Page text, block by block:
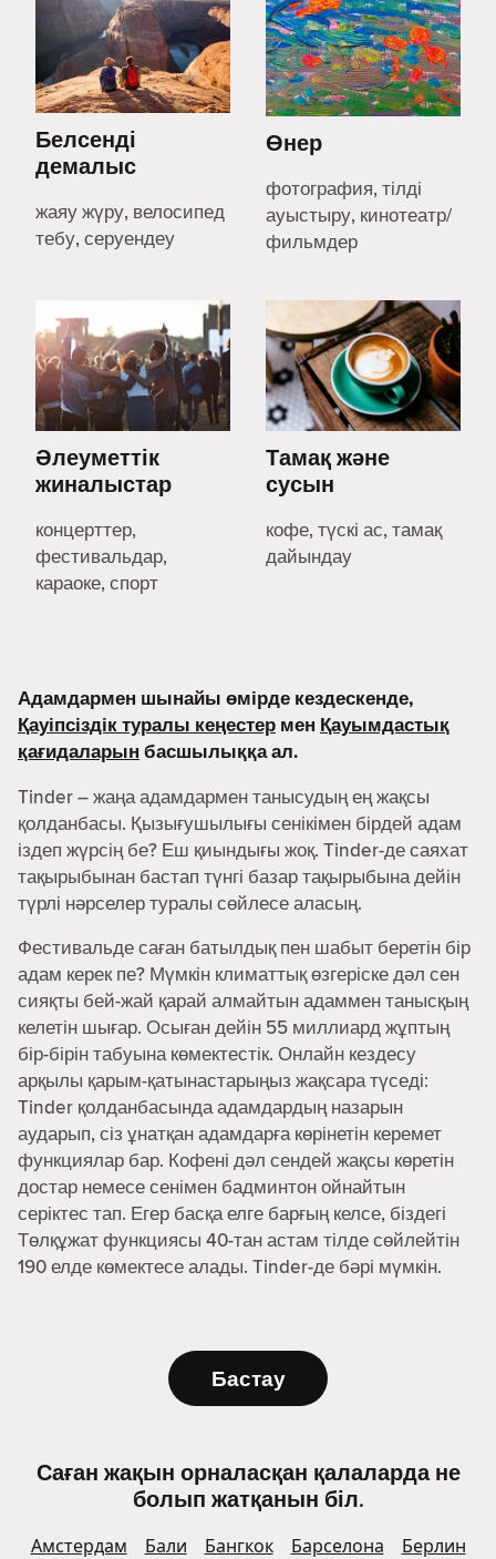
Белсенді
демалыс
жаяу жүру, велосипед
тебу, серуендеу
Өнер
фотография, тілді
ауыстыру, кинотеатр/
фильмдер
Әлеуметтік
жиналыстар
концерттер,
фестивальдар,
караоке, спорт
Тамақ және
сусын
кофе, түскі ас, тамақ
дайындау
Адамдармен шынайы өмірде кездескенде,
Қауіпсіздік туралы кеңестер мен Қауымдастық
қағидаларын басшылыққа ал.
Tinder – жаңа адамдармен танысудың ең жақсы
қолданбасы. Қызығушылығы сенікімен бірдей адам
іздеп жүрсің бе? Еш қиындығы жоқ. Tinder-де саяхат
тақырыбынан бастап түнгі базар тақырыбына дейін
түрлі нәрселер туралы сөйлесе аласың.
Фестивальде саған батылдық пен шабыт беретін бір
адам керек пе? Мүмкін климаттық өзгеріске дәл сен
сияқты бей-жай қарай алмайтын адаммен танысқың
келетін шығар. Осыған дейін 55 миллиард жұптың
бір-бірін табуына көмектестік. Онлайн кездесу
арқылы қарым-қатынастарыңыз жақсара түседі:
Tinder қолданбасында адамдардың назарын
аударып, сіз ұнатқан адамдарға көрінетін керемет
функциялар бар. Кофені дәл сендей жақсы көретін
достар немесе сенімен бадминтон ойнайтын
серіктес тап. Егер басқа елге барғың келсе, біздегі
Төлқұжат функциясы 40-тан астам тілде сөйлейтін
190 елде көмектесе алады. Tinder-де бәрі мүмкін.
Бастау
Саған жақын орналасқан қалаларда не
болып жатқанын біл.
Амстердам Бали Бангкок Барселона
Берлин